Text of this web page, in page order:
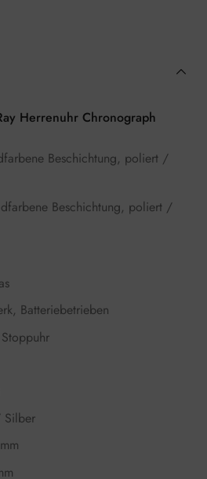
Herrenuhr Chronograph
Beschichtung, poliert /
Beschichtung, poliert /
Batteriebetrieben
Silber